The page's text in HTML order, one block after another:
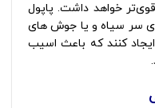
خواهد داشت. پاپول
سر سیاه و یا جوش های
کنند که باعث اسیب